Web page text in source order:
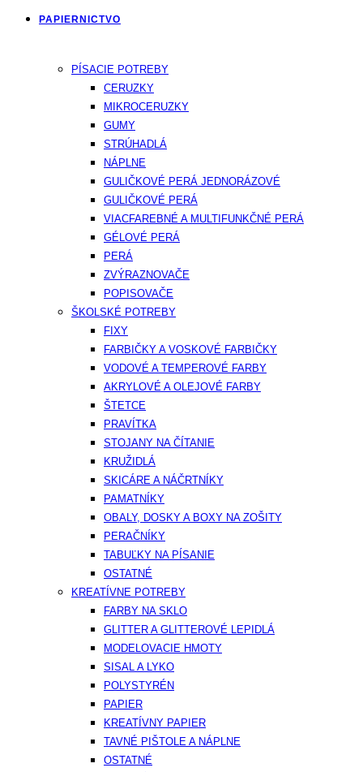
PAPIERNICTVO
PÍSACIE POTREBY
CERUZKY
MIKROCERUZKY
GUMY
STRÚHADLÁ
NÁPLNE
GULIČKOVÉ PERÁ JEDNORÁZOVÉ
GULIČKOVÉ PERÁ
VIACFAREBNÉ A MULTIFUNKČNÉ PERÁ
GÉLOVÉ PERÁ
PERÁ
ZVÝRAZNOVAČE
POPISOVAČE
ŠKOLSKÉ POTREBY
FIXY
FARBIČKY A VOSKOVÉ FARBIČKY
VODOVÉ A TEMPEROVÉ FARBY
AKRYLOVÉ A OLEJOVÉ FARBY
ŠTETCE
PRAVÍTKA
STOJANY NA ČÍTANIE
KRUŽIDLÁ
SKICÁRE A NÁČRTNÍKY
PAMATNÍKY
OBALY, DOSKY A BOXY NA ZOŠITY
PERAČNÍKY
TABUĽKY NA PÍSANIE
OSTATNÉ
KREATÍVNE POTREBY
FARBY NA SKLO
GLITTER A GLITTEROVÉ LEPIDLÁ
MODELOVACIE HMOTY
SISAL A LYKO
POLYSTYRÉN
PAPIER
KREATÍVNY PAPIER
TAVNÉ PIŠTOLE A NÁPLNE
OSTATNÉ